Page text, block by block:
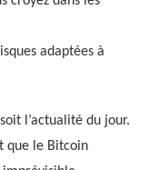
adaptées à
l’actualité du jour.
que le Bitcoin